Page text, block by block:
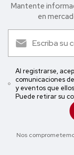
Mantente
en
Al registrarse,
comunicaciones
y eventos que
Puede retirar su
Nos